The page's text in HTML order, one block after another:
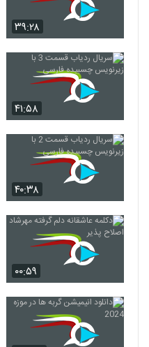
۳۹:۲۸
۴۱:۵۸
۴۰:۳۸
۰۰:۵۹